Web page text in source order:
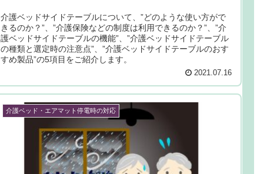
介護ベッドサイドテーブルについて、”どのような使い方がで
きるのか？”、”介護保険などの制度は利用できるのか？”、”介
護ベッドサイドテーブルの機能”、”介護ベッドサイドテーブル
の種類と選定時の注意点”、”介護ベッドサイドテーブルのおす
すめ製品”の5項目をご紹介します。
2021.07.16
介護ベッド・エアマット停電時の対応